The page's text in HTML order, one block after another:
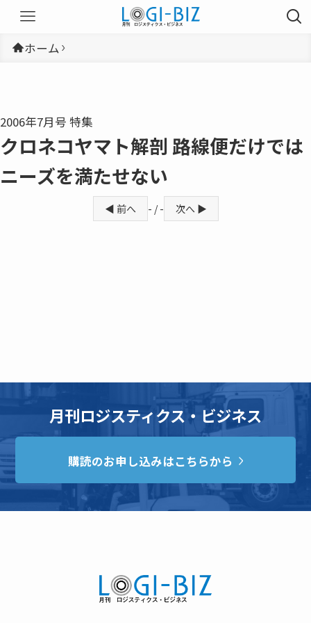
ホーム
2006年7月号 特集
クロネコヤマト解剖 路線便だけでは
ニーズを満たせない
◀ 前へ - / - 次へ ▶
月刊ロジスティクス・ビジネス
購読のお申し込みはこちらから